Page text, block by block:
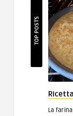
TOP POSTS
La